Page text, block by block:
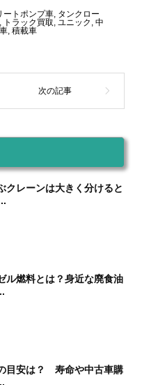
ートポンプ車, タンクロー
, トラック買取, ユニック , 中
, 積載車
クレーンは大きく分けると
ル燃料とは？身近な廃食油
目安は？ 寿命や中古車購